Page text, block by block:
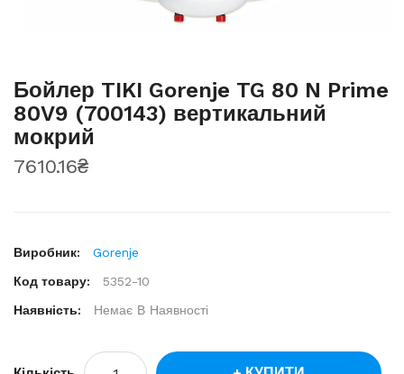
Бойлер TIKI Gorenje TG 80 N Prime
80V9 (700143) вертикальний
мокрий
7610.16₴
Виробник:
Gorenje
Код товару:
5352-10
Наявність:
Немає В Наявності